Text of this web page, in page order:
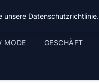
MODE GESCHÄFT
unsere Datenschutzrichtlinie.